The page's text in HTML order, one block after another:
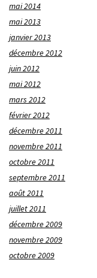
mai 2014
mai 2013
janvier 2013
décembre 2012
juin 2012
mai 2012
mars 2012
février 2012
décembre 2011
novembre 2011
octobre 2011
septembre 2011
août 2011
juillet 2011
décembre 2009
novembre 2009
octobre 2009